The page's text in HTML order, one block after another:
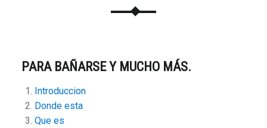
PARA BAÑARSE Y MUCHO MÁS.
Introduccion
Donde esta
Que es